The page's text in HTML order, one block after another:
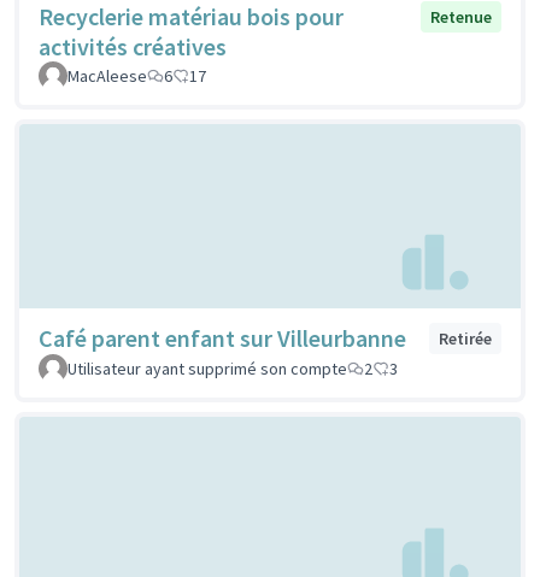
Recyclerie matériau bois pour
activités créatives
Retenue
MacAleese 6 17
Café parent enfant sur Villeurbanne
Retirée
Utilisateur ayant supprimé son compte
2 3